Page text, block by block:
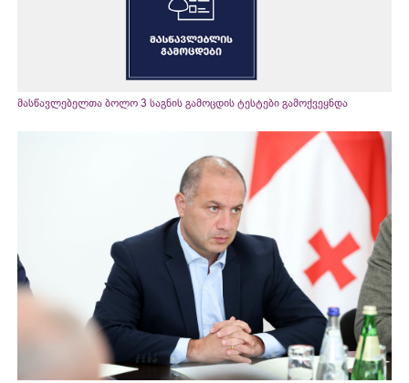
მასწავლებელთა ბოლო 3 საგნის გამოცდის ტესტები გამოქვეყნდა